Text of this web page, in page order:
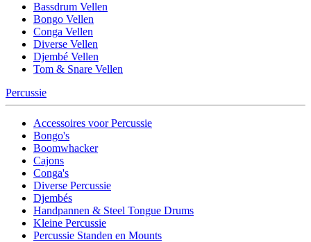
Bassdrum Vellen
Bongo Vellen
Conga Vellen
Diverse Vellen
Djembé Vellen
Tom & Snare Vellen
Percussie
Accessoires voor Percussie
Bongo's
Boomwhacker
Cajons
Conga's
Diverse Percussie
Djembés
Handpannen & Steel Tongue Drums
Kleine Percussie
Percussie Standen en Mounts